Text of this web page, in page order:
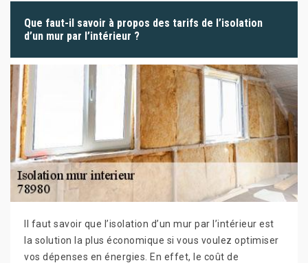
Que faut-il savoir à propos des tarifs de l’isolation
d’un mur par l’intérieur ?
Il faut savoir que l’isolation d’un mur par l’intérieur est
la solution la plus économique si vous voulez optimiser
vos dépenses en énergies. En effet, le coût de